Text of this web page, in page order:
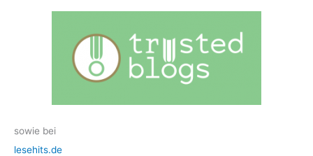
sowie bei
lesehits.de